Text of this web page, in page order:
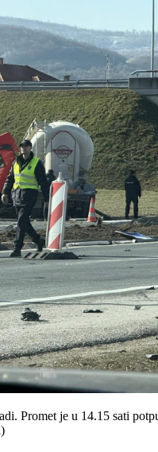
Promet je u 14.15 sati
)